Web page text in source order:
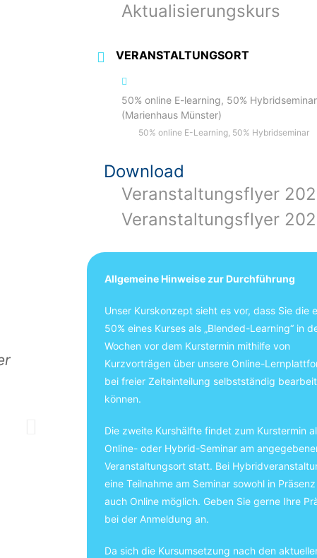
"Sehr angenehme Kursstruktur,
Tolle Aufteilung mit vorbereiteten
Alltag im Webex-Teil! Daher sehr
die Praxis
Aktualisierungskurs
VERANSTALTUNGSORT
50% online E-learning, 50% Hybridseminar
(Marienhaus Münster)
50% online E-Learning, 50% Hybridseminar
Download
Veranstaltungsflyer
Veranstaltungsflyer
Allgemeine Hinweise zur Durchführung
Unser Kurskonzept sieht es vor, dass Sie die
50% eines Kurses als „Blended-Learning“ in
Wochen vor dem Kurstermin mithilfe von
Kurzvorträgen über unsere Online-
bei freier Zeiteinteilung selbstständig
können.
Die zweite Kurshälfte findet zum Kurstermin
Online- oder Hybrid-Seminar am
Veranstaltungsort statt. Bei
eine Teilnahme am Seminar sowohl in
auch Online möglich. Geben Sie gerne Ihre
bei der Anmeldung an.
Da sich die Kursumsetzung nach den